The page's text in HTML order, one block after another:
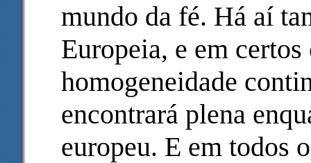
mundo da fé. Há aí
Europeia, e em
homogeneidade
encontrará plena
europeu. E em todos